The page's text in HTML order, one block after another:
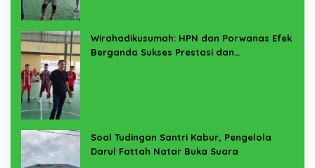
Wirahadikusumah: HPN dan Porwanas Efek
Berganda Sukses Prestasi dan
Soal Tudingan Santri Kabur, Pengelola
Darul Fattah Natar Buka Suara